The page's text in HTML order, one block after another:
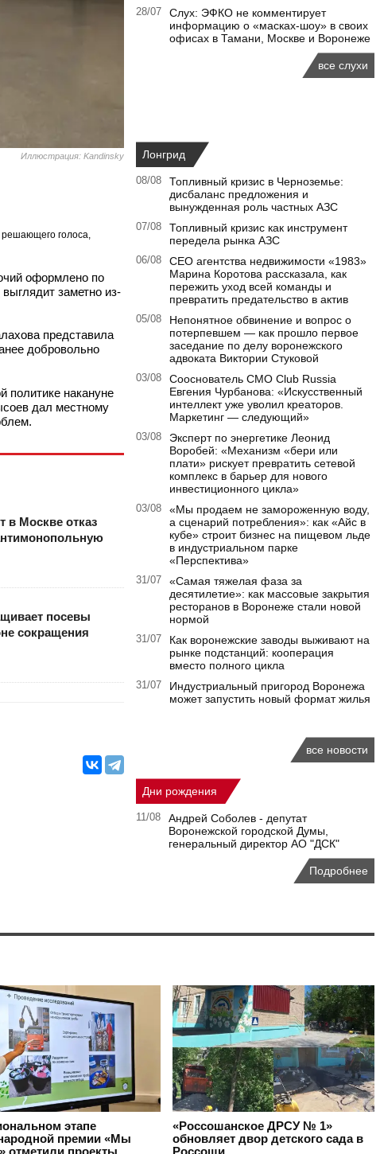
Иллюстрация: Kandinsky
решающего голоса,
оформлено по
заметно из-
представила
добровольно
политике накануне
дал местному
в Москве отказ
посевы
сокращения
28/07
Слух: ЭФКО не комментирует
информацию о «масках-шоу» в своих
офисах в Тамани, Москве и Воронеже
все слухи
Лонгрид
08/08
Топливный кризис в Черноземье:
дисбаланс предложения и
вынужденная роль частных АЗС
07/08
Топливный кризис как инструмент
передела рынка АЗС
06/08
CEO агентства недвижимости «1983»
Марина Коротова рассказала, как
пережить уход всей команды и
превратить предательство в актив
05/08
Непонятное обвинение и вопрос о
потерпевшем — как прошло первое
заседание по делу воронежского
адвоката Виктории Стуковой
03/08
Сооснователь CMO Club Russia
Евгения Чурбанова: «Искусственный
интеллект уже уволил креаторов.
Маркетинг — следующий»
03/08
Эксперт по энергетике Леонид
Воробей: «Механизм «бери или
плати» рискует превратить сетевой
комплекс в барьер для нового
инвестиционного цикла»
03/08
«Мы продаем не замороженную воду,
а сценарий потребления»: как «Айс в
кубе» строит бизнес на пищевом льде
в индустриальном парке
«Перспектива»
31/07
«Самая тяжелая фаза за
десятилетие»: как массовые закрытия
ресторанов в Воронеже стали новой
нормой
31/07
Как воронежские заводы выживают на
рынке подстанций: кооперация
вместо полного цикла
31/07
Индустриальный пригород Воронежа
может запустить новый формат жилья
все новости
Дни рождения
11/08
Андрей Соболев - депутат
Воронежской городской Думы,
генеральный директор АО "ДСК"
Подробнее
этапе
премии «Мы
«Россошанское ДРСУ № 1»
обновляет двор детского сада в